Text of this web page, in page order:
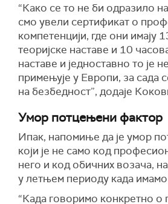
“Како се то не би одразило
смо увели сертификат о
компетенцији, где они имају
теоријске наставе и 10
наставе и једноставно то је
примењује у Европи, за сада
на безбедност”, додаје
Умор потцењени фактор
Ипак, напомиње да је умор
који је не само код
него и код обичних возача,
у летњем периоду када
“Када говоримо конкретно